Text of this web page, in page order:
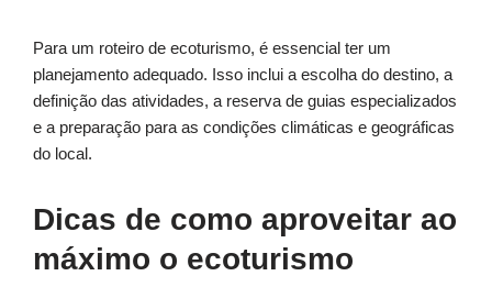
Para um roteiro de ecoturismo, é essencial ter um
planejamento adequado. Isso inclui a escolha do destino, a
definição das atividades, a reserva de guias especializados
e a preparação para as condições climáticas e geográficas
do local.
Dicas de como aproveitar ao
máximo o ecoturismo